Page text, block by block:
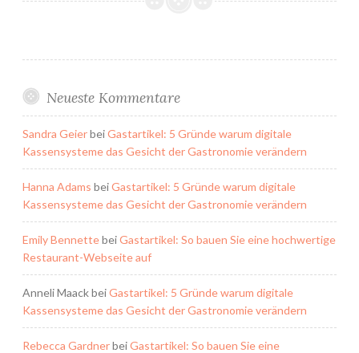
Neueste Kommentare
Sandra GeierbeiGastartikel: 5 Gründe warum digitale
Kassensysteme das Gesicht der Gastronomie verändern
Hanna Adams beiGastartikel: 5 Gründe warum digitale
Kassensysteme das Gesicht der Gastronomie verändern
Emily BennettebeiGastartikel: So bauen Sie eine hochwertige
Restaurant-Webseite auf
Anneli MaackbeiGastartikel: 5 Gründe warum digitale
Kassensysteme das Gesicht der Gastronomie verändern
Rebecca GardnerbeiGastartikel: So bauen Sie eine